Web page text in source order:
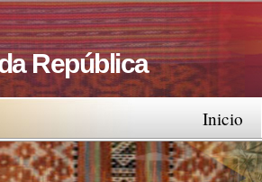
República
Inicio